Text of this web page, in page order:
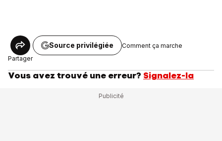
Partager
Source privilégiée Comment ça marche
Vous avez trouvé une erreur? Signalez-la